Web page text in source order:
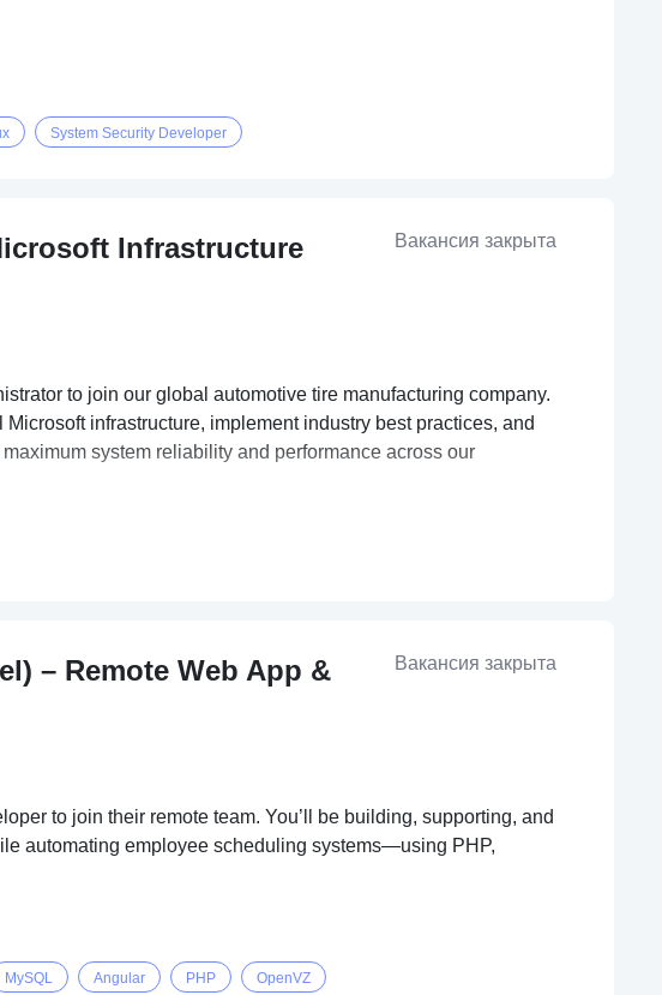
System Security Developer
Infrastructure
Вакансия закрыта
to join our global automotive tire manufacturing company.
infrastructure, implement industry best practices, and
system reliability and performance across our
– Remote Web App &
Вакансия закрыта
to join their remote team. You’ll be building, supporting, and
automating employee scheduling systems—using PHP,
MySQL Angular PHP OpenVZ